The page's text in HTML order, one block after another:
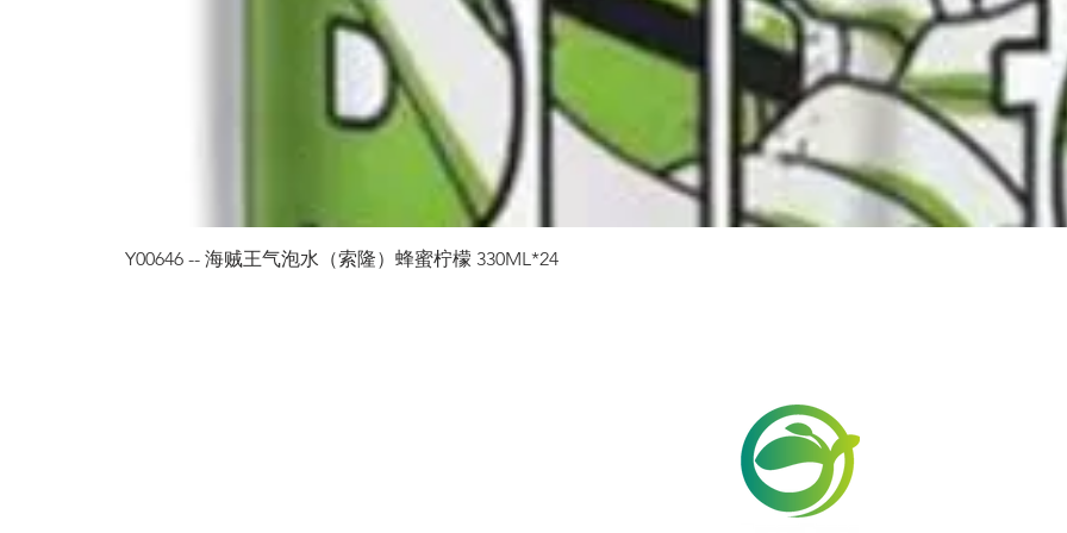
Y00646 -- 海贼王气泡水（索隆）蜂蜜柠檬 330ML*24